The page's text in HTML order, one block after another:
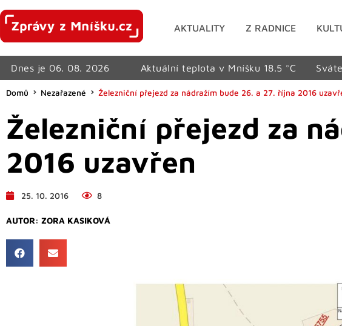
AKTUALITY Z RADNICE
Dnes je 06. 08. 2026 Aktuální teplota v Mníšku 18.5 °C
Domů Nezařazené Železniční přejezd za nádražím bude 26. a 27. října 2016
Železniční přejezd za
2016 uzavřen
25. 10. 2016 8
AUTOR: ZORA KASIKOVÁ